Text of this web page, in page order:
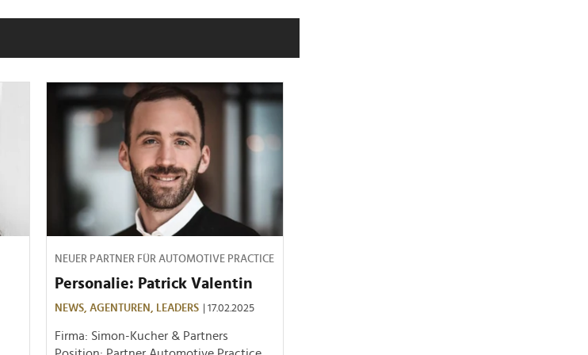
NEUER PARTNER FÜR AUTOMOTIVE PRACTICE
Personalie: Patrick Valentin
NEWS, AGENTUREN, LEADERS | 17.02.2025
Firma: Simon-Kucher & Partners